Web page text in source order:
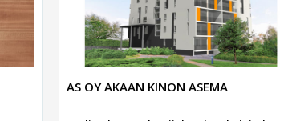
AS OY AKAAN KINON ASEMA